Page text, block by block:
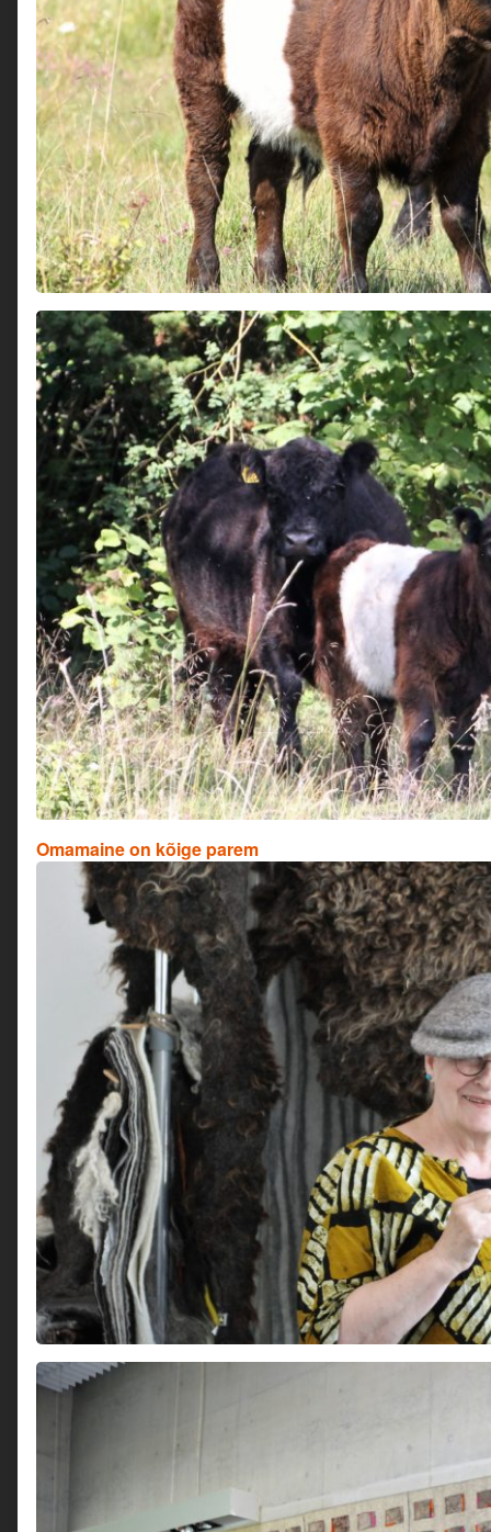
Omamaine on kõige parem